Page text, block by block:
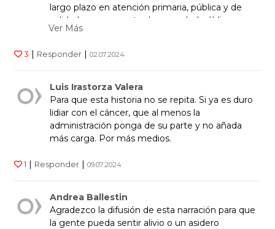
largo plazo en atención primaria, pública y de
calidad como garante de una salud pública
robusta.
Ver Más
3 | Responder | 02.07.2024
Luis Irastorza Valera
Para que esta historia no se repita. Si ya es duro
lidiar con el cáncer, que al menos la
administración ponga de su parte y no añada
más carga. Por más medios.
1 | Responder | 09.07.2024
Andrea Ballestin
Agradezco la difusión de esta narración para que
la gente pueda sentir alivio o un asidero